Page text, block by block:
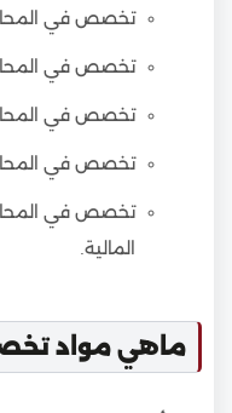
تخصص في
تخصص في
تخصص في
تخصص في
تخصص في
المالية.
ماهي مواد